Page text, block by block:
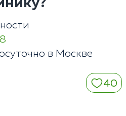
в Москве
40